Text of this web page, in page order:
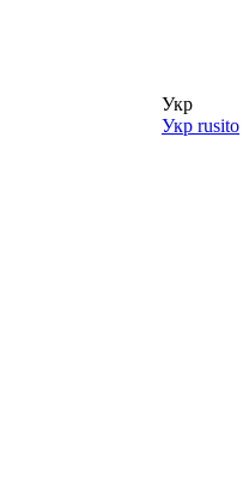
Укр
Укр rusito